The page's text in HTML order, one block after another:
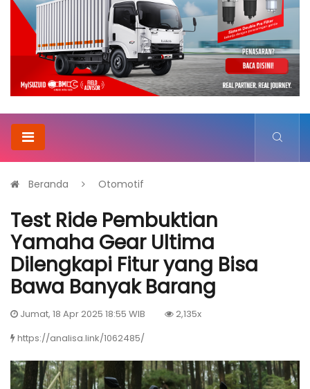
Beranda Otomotif
Test Ride Pembuktian
Yamaha Gear Ultima
Dilengkapi Fitur yang Bisa
Bawa Banyak Barang
Jumat, 18 Apr 2025 18:55 WIB
2,135x
https://analisa.link/1062485/